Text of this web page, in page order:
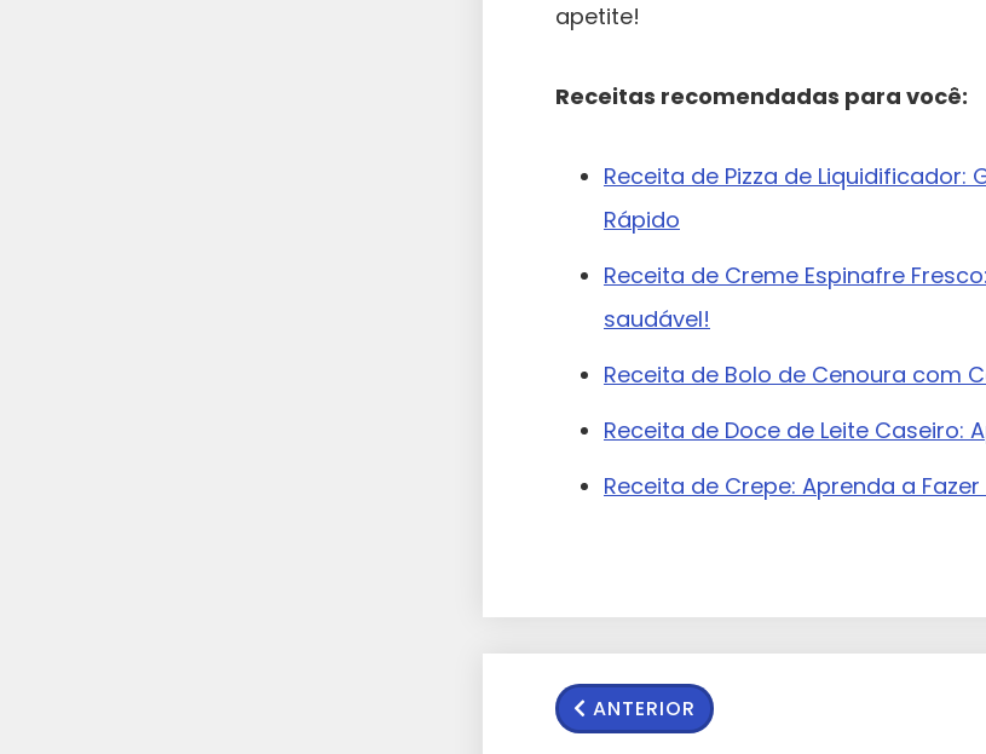
apetite!
Receitas recomendadas para você:
Receita de Pizza de
Rápido
Receita de Creme Espinafre
saudável!
Receita de Bolo de Cenoura com
Receita de Doce de Leite Caseiro:
Receita de Crepe: Aprenda a
ANTERIOR